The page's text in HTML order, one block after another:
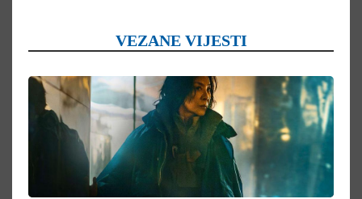
VEZANE VIJESTI